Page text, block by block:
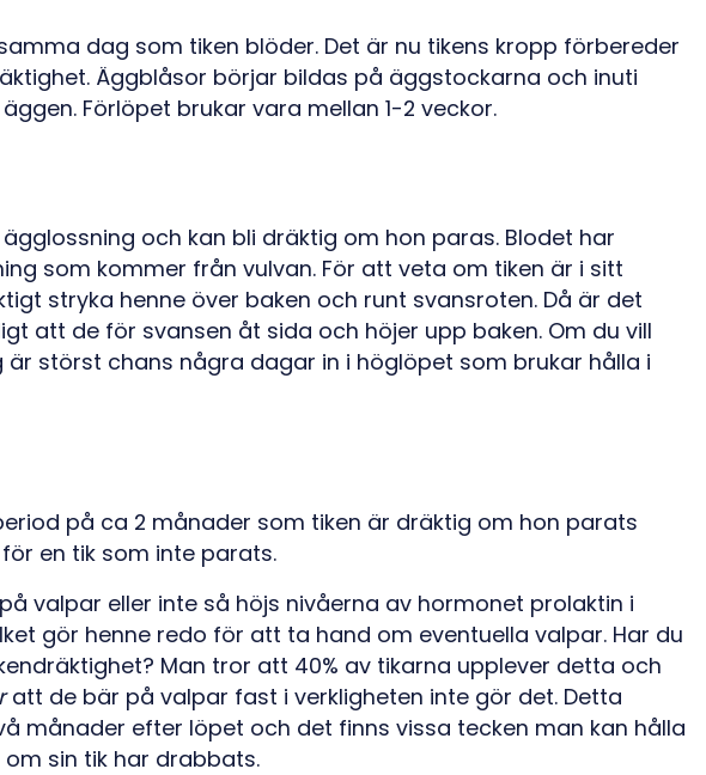
dag som tiken blöder. Det är nu tikens kropp förbereder
Äggblåsor börjar bildas på äggstockarna och inuti
Förlöpet brukar vara mellan 1-2 veckor.
och kan bli dräktig om hon paras. Blodet har
som kommer från vulvan. För att veta om tiken är i sitt
stryka henne över baken och runt svansroten. Då är det
att de för svansen åt sida och höjer upp baken. Om du vill
är störst chans några dagar in i höglöpet som brukar hålla i
på ca 2 månader som tiken är dräktig om hon parats
en tik som inte parats.
valpar eller inte så höjs nivåerna av hormonet prolaktin i
gör henne redo för att ta hand om eventuella valpar. Har du
Man tror att 40% av tikarna upplever detta och
att de bär på valpar fast i verkligheten inte gör det. Detta
månader efter löpet och det finns vissa tecken man kan hålla
sin tik har drabbats.